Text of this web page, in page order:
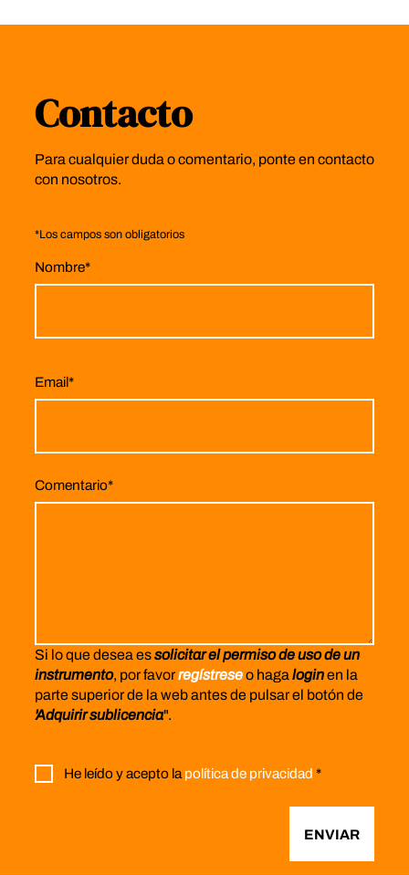
Contacto
Para cualquier duda o comentario, ponte en contacto
con nosotros.
*Los campos son obligatorios
Nombre*
Email*
Comentario*
Si lo que desea essolicitar el permiso de uso de un
instrumento, por favorregístreseo haga loginen la
parte superior de la web antes de pulsar el botón de
'Adquirir sublicencia".
He leído y acepto lapolítica de privacidad *
ENVIAR